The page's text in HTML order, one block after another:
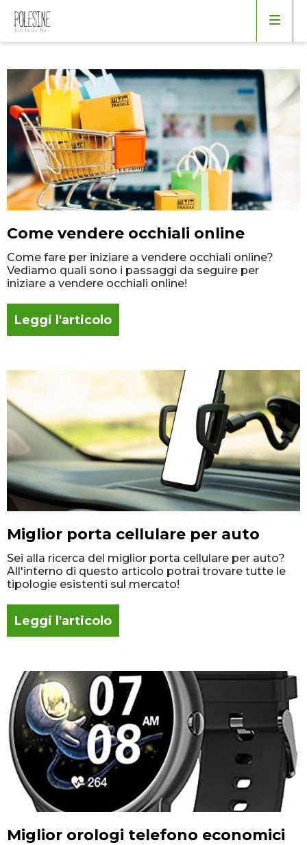
Borse
Arredo
Bagno
Cucina
Elettrodomestici
Giardino
Salotto
Varie
Come vendere occhiali online
Come fare per iniziare a vendere occhiali online?
Vediamo quali sono i passaggi da seguire per
iniziare a vendere occhiali online!
Leggi l'articolo
Miglior porta cellulare per auto
Sei alla ricerca del miglior porta cellulare per auto?
All'interno di questo articolo potrai trovare tutte le
tipologie esistenti sul mercato!
Leggi l'articolo
Miglior orologi telefono economici